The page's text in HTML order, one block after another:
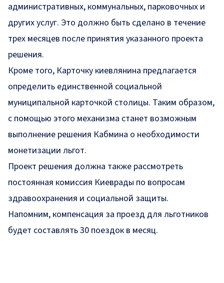
административных, коммунальных, парковочных и
других услуг. Это должно быть сделано в течение
трех месяцев после принятия указанного проекта
решения.
Кроме того, Карточку киевлянина предлагается
определить единственной социальной
муниципальной карточкой столицы. Таким образом,
с помощью этого механизма станет возможным
выполнение решения Кабмина о необходимости
монетизации льгот.
Проект решения должна также рассмотреть
постоянная комиссия Киеврады по вопросам
здравоохранения и социальной защиты.
Напомним, компенсация за проезд для льготников
будет составлять 30 поездок в месяц.